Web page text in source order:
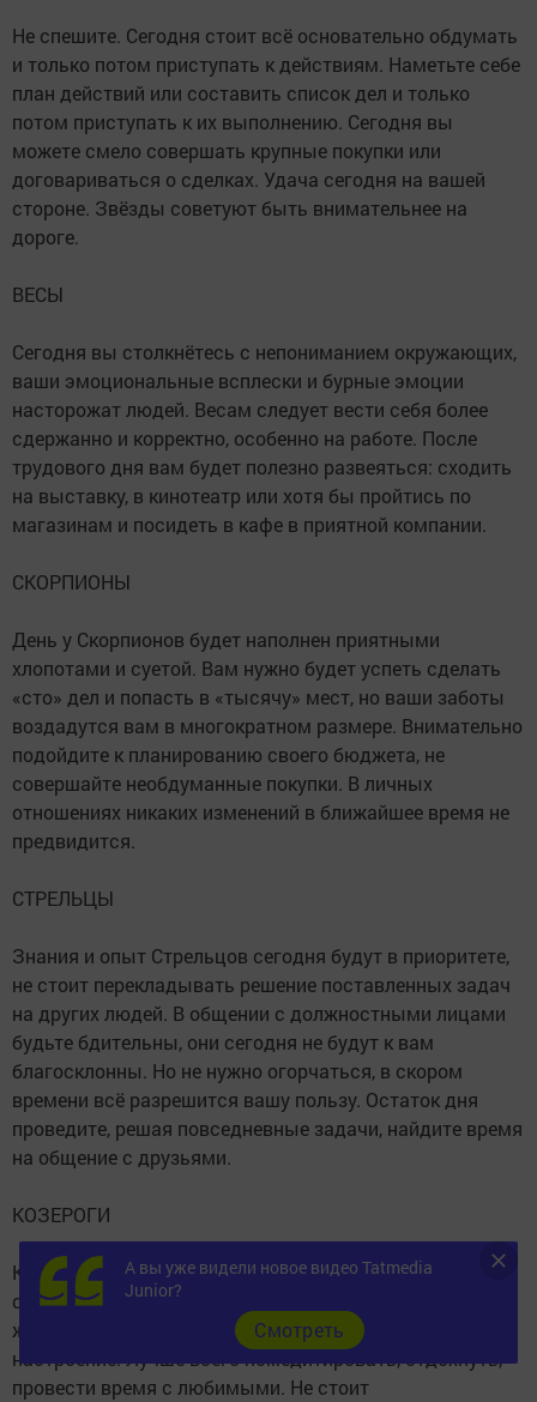
Не спешите. Сегодня стоит всё основательно обдумать
и только потом приступать к действиям. Наметьте себе
план действий или составить список дел и только
потом приступать к их выполнению. Сегодня вы
можете смело совершать крупные покупки или
договариваться о сделках. Удача сегодня на вашей
стороне. Звёзды советуют быть внимательнее на
дороге.
ВЕСЫ
Сегодня вы столкнётесь с непониманием окружающих,
ваши эмоциональные всплески и бурные эмоции
насторожат людей. Весам следует вести себя более
сдержанно и корректно, особенно на работе. После
трудового дня вам будет полезно развеяться: сходить
на выставку, в кинотеатр или хотя бы пройтись по
магазинам и посидеть в кафе в приятной компании.
СКОРПИОНЫ
День у Скорпионов будет наполнен приятными
хлопотами и суетой. Вам нужно будет успеть сделать
«сто» дел и попасть в «тысячу» мест, но ваши заботы
воздадутся вам в многократном размере. Внимательно
подойдите к планированию своего бюджета, не
совершайте необдуманные покупки. В личных
отношениях никаких изменений в ближайшее время не
предвидится.
СТРЕЛЬЦЫ
Знания и опыт Стрельцов сегодня будут в приоритете,
не стоит перекладывать решение поставленных задач
на других людей. В общении с должностными лицами
будьте бдительны, они сегодня не будут к вам
благосклонны. Но не нужно огорчаться, в скором
времени всё разрешится вашу пользу. Остаток дня
проведите, решая повседневные задачи, найдите время
на общение с друзьями.
КОЗЕРОГИ
Козероги, обратите внимание на своё здоровье и
самочувствие. Физические нагрузки сегодня не дадут
желаемого результата, а могут только испортить
настроение. Лучше всего помедитировать, отдохнуть,
провести время с любимыми. Не стоит
А вы уже видели новое видео Tatmedia
Junior?
Cмотреть